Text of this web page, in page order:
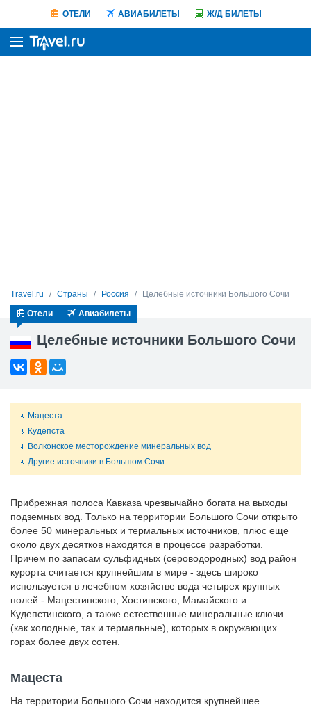
ОТЕЛИ АВИАБИЛЕТЫ Ж/Д БИЛЕТЫ
Travel.ru Страны Россия Целебные источники Большого Сочи
Целебные источники Большого Сочи
Отели Авиабилеты
Мацеста
Кудепста
Волконское месторождение минеральных вод
Другие источники в Большом Сочи
Прибрежная полоса Кавказа чрезвычайно богата на выходы
подземных вод. Только на территории Большого Сочи открыто
более 50 минеральных и термальных источников, плюс еще
около двух десятков находятся в процессе разработки.
Причем по запасам сульфидных (сероводородных) вод район
курорта считается крупнейшим в мире - здесь широко
используется в лечебном хозяйстве вода четырех крупных
полей - Мацестинского, Хостинского, Мамайского и
Кудепстинского, а также естественные минеральные ключи
(как холодные, так и термальные), которых в окружающих
горах более двух сотен.
Мацеста
На территории Большого Сочи находится крупнейшее